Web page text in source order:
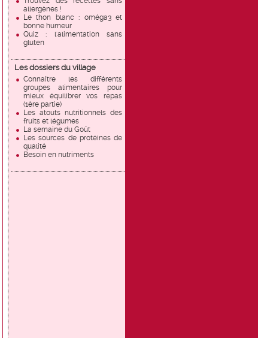
allergènes !
Le thon blanc : oméga3 et
bonne humeur
Quiz : l'alimentation sans
gluten
Les dossiers du village
Connaître les différents
groupes alimentaires pour
mieux équilibrer vos repas
(1ère partie)
Les atouts nutritionnels des
fruits et légumes
La semaine du Goût
Les sources de protéines de
qualité
Besoin en nutriments